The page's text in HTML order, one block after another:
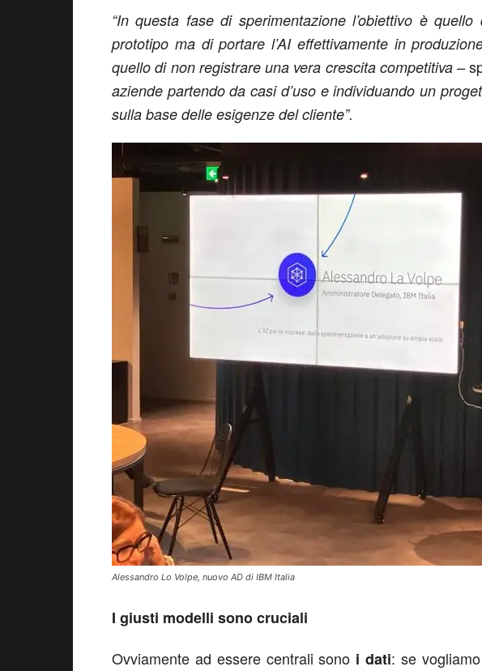
“In questa fase di sperimentazione l’obiettivo è
prototipo ma di portare l’AI effettivamente in
quello di non registrare una vera crescita competitiva –
aziende partendo da casi d’uso e individuando un
sulla base delle esigenze del cliente”.
Alessandro Lo Volpe, nuovo AD di IBM Italia
I giusti modelli sono cruciali
Ovviamente ad essere centrali sono i dati: se